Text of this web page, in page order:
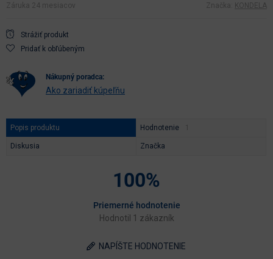
Záruka 24 mesiacov Značka: KONDELA
Strážiť produkt
Pridať k obľúbeným
nákupný poradca:
Ako zariadiť kúpeľňu
Popis produktu Hodnotenie
Diskusia Značka
100%
Priemerné hodnotenie
Hodnotil 1 zákazník
NAPÍŠTE HODNOTENIE